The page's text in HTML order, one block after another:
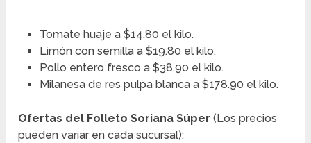
Tomate huaje a $14.80 el kilo.
Limón con semilla a $19.80 el kilo.
Pollo entero fresco a $38.90 el kilo.
Milanesa de res pulpa blanca a $178.90 el kilo.
Ofertas del Folleto Soriana Súper(Los precios
pueden variar en cada sucursal):